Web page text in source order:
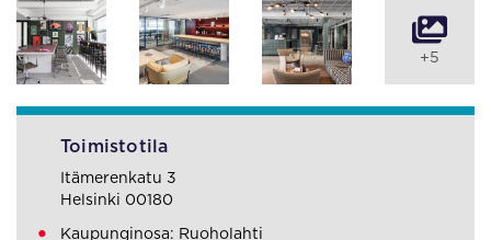
+5
Toimistotila
Itämerenkatu 3
Helsinki 00180
Kaupunginosa: Ruoholahti